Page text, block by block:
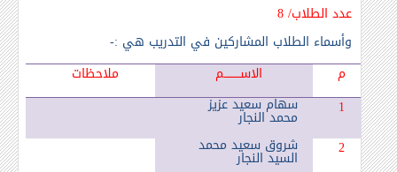
عدد الطلاب/ 8
وأسماء الطلاب المشاركين في التدريب هي :-
م
الاســـــــــم
ملاحظات
1
سهام سعيد عزيز
محمد النجار
2
شروق سعيد محمد
السيد النجار